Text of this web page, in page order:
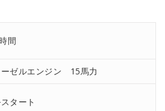
間
ーゼルエンジン 15馬力
タート